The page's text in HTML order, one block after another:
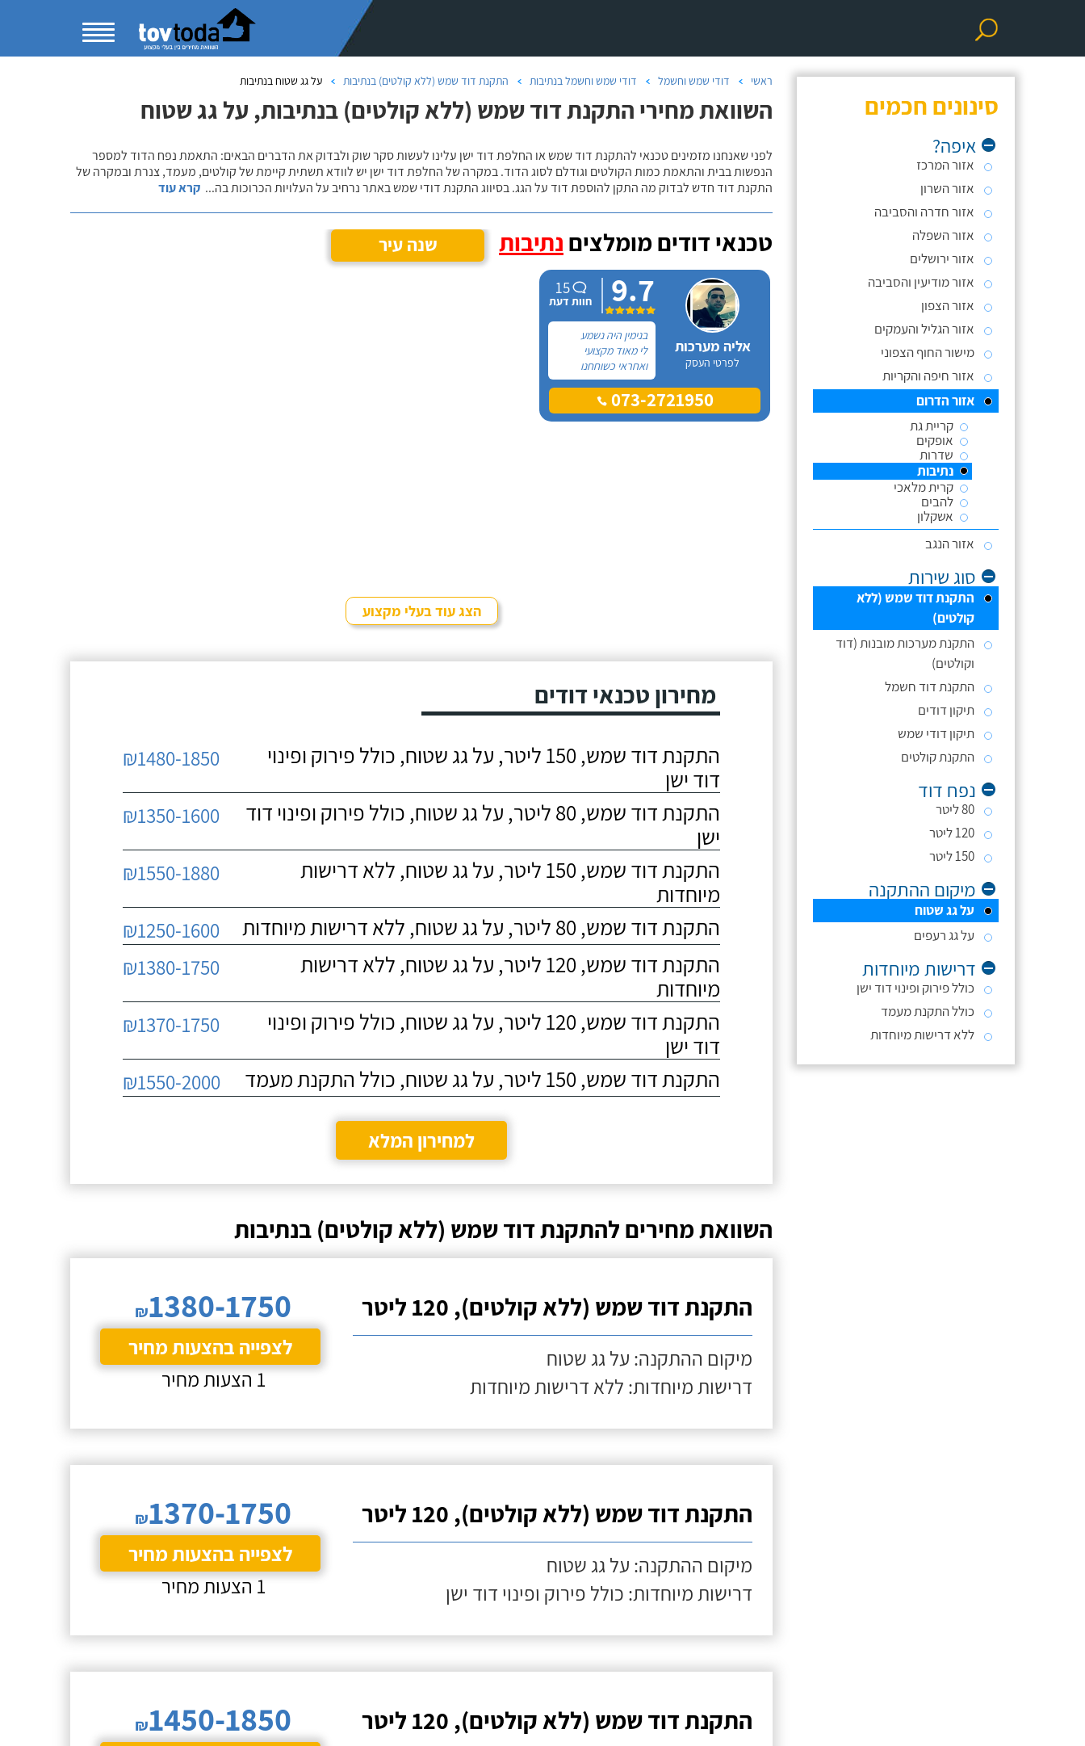
סינונים חכמים
איפה?
אזור המרכז
אזור השרון
אזור חדרה והסביבה
אזור השפלה
אזור ירושלים
אזור מודיעין והסביבה
אזור הצפון
אזור הגליל והעמקים
מישור החוף הצפוני
אזור חיפה והקריות
אזור הדרום
קריית גת
אופקים
שדרות
נתיבות
קרית מלאכי
להבים
אשקלון
אזור הנגב
סוג שירות
התקנת דוד שמש (ללא
קולטים)
התקנת מערכות מובנות (דוד
וקולטים)
התקנת דוד חשמל
תיקון דודים
תיקון דודי שמש
התקנת קולטים
נפח דוד
80 ליטר
120 ליטר
150 ליטר
מיקום ההתקנה
על גג שטוח
על גג רעפים
דרישות מיוחדות
כולל פירוק ופינוי דוד ישן
כולל התקנת מעמד
ללא דרישות מיוחדות
ראשי דודי שמש וחשמל דודי שמש וחשמל בנתיבות התקנת דוד שמש (ללא קולטים) בנתיבות על גג שטוח בנתיבות
השוואת מחירי התקנת דוד שמש (ללא קולטים) בנתיבות, על גג שטוח
לפני שאנחנו מזמינים טכנאי להתקנת דוד שמש או החלפת דוד ישן עלינו לעשות סקר שוק ולבדוק את הדברים הבאים: התאמת נפח הדוד למספר
הנפשות בבית והתאמת כמות הקולטים וגודלם לסוג הדוד. במקרה של החלפת דוד ישן יש לוודא תשתית קיימת של קולטים, מעמד, צנרת ובמקרה של
התקנת דוד חדש לבדוק מה התקן להוספת דוד על הגג. בסיווג התקנת דודי שמש באתר נרחיב על העלויות הכרוכות בה... קרא עוד
טכנאי דודים מומלצים נתיבות שנה עיר
אליה מערכות
לפרטי העסק
9.7
15
חוות דעת
בנימין היה נשמע
לי מאוד מקצועי
ואחראי כשוחחנו
בטלפון לכן, הזמנתי
אותו להחלפת דוד
שמש וקולטים בבניין בו073-2721950
הצג עוד בעלי מקצוע
מחירון טכנאי דודים
התקנת דוד שמש, 150 ליטר, על גג שטוח, כולל פירוק ופינוי
דוד ישן
₪1480-1850
התקנת דוד שמש, 80 ליטר, על גג שטוח, כולל פירוק ופינוי דוד
ישן
₪1350-1600
התקנת דוד שמש, 150 ליטר, על גג שטוח, ללא דרישות
מיוחדות
₪1550-1880
התקנת דוד שמש, 80 ליטר, על גג שטוח, ללא דרישות מיוחדות ₪1250-1600
התקנת דוד שמש, 120 ליטר, על גג שטוח, ללא דרישות
מיוחדות
₪1380-1750
התקנת דוד שמש, 120 ליטר, על גג שטוח, כולל פירוק ופינוי
דוד ישן
₪1370-1750
התקנת דוד שמש, 150 ליטר, על גג שטוח, כולל התקנת מעמד ₪1550-2000
למחירון המלא
השוואת מחירים להתקנת דוד שמש (ללא קולטים) בנתיבות
התקנת דוד שמש (ללא קולטים), 120 ליטר
מיקום ההתקנה: על גג שטוח
דרישות מיוחדות: ללא דרישות מיוחדות
₪1380-1750
לצפייה בהצעות מחיר
1 הצעות מחיר
התקנת דוד שמש (ללא קולטים), 120 ליטר
מיקום ההתקנה: על גג שטוח
דרישות מיוחדות: כולל פירוק ופינוי דוד ישן
₪1370-1750
לצפייה בהצעות מחיר
1 הצעות מחיר
התקנת דוד שמש (ללא קולטים), 120 ליטר ₪1450-1850